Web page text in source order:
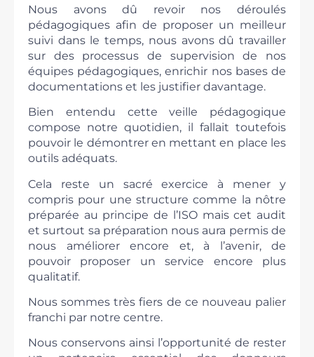
Nous avons dû revoir nos déroulés
pédagogiques afin de proposer un meilleur
suivi dans le temps, nous avons dû travailler
sur des processus de supervision de nos
équipes pédagogiques, enrichir nos bases de
documentations et les justifier davantage.
Bien entendu cette veille pédagogique
compose notre quotidien, il fallait toutefois
pouvoir le démontrer en mettant en place les
outils adéquats.
Cela reste un sacré exercice à mener y
compris pour une structure comme la nôtre
préparée au principe de l’ISO mais cet audit
et surtout sa préparation nous aura permis de
nous améliorer encore et, à l’avenir, de
pouvoir proposer un service encore plus
qualitatif.
Nous sommes très fiers de ce nouveau palier
franchi par notre centre.
Nous conservons ainsi l’opportunité de rester